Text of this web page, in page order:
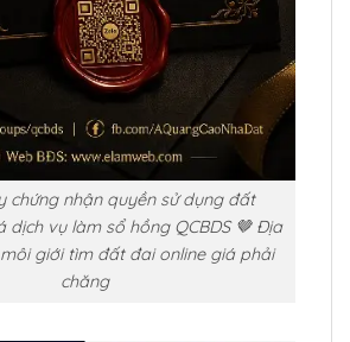
chứng nhận quyền sử dụng đất
dịch vụ làm sổ hồng QCBDS 🤎 Địa
giới tìm đất đai online giá phải
chăng